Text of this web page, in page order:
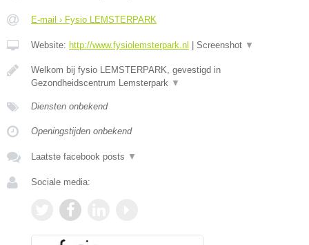
E-mail › Fysio LEMSTERPARK
Website: http://www.fysiolemsterpark.nl | Screenshot ▼
Welkom bij fysio LEMSTERPARK, gevestigd in
Gezondheidscentrum Lemsterpark ▼
Diensten onbekend
Openingstijden onbekend
Laatste facebook posts ▼
Sociale media: